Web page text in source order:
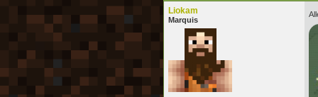
Liokam
Marquis